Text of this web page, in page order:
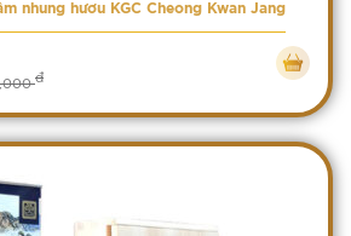
nhung hươu KGC Cheong Kwan Jang
đ